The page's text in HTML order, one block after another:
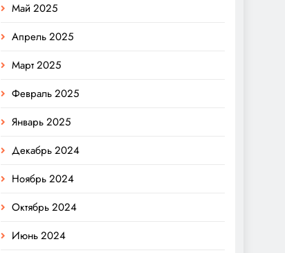
Май 2025
Апрель 2025
Март 2025
Февраль 2025
Январь 2025
Декабрь 2024
Ноябрь 2024
Октябрь 2024
Июнь 2024